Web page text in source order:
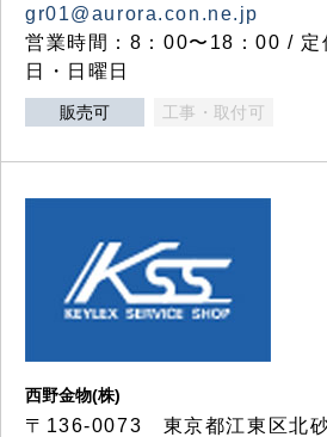
gr01@aurora.con.ne.jp
営業時間：8：00〜18：00 / 定
日・日曜日
販売可 工事・取付可
西野金物(株)
〒136-0073 東京都江東区北